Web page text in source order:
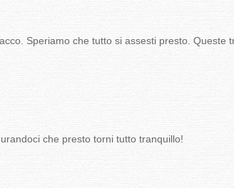
Speriamo che tutto si assesti presto.
che presto torni tutto tranquillo!